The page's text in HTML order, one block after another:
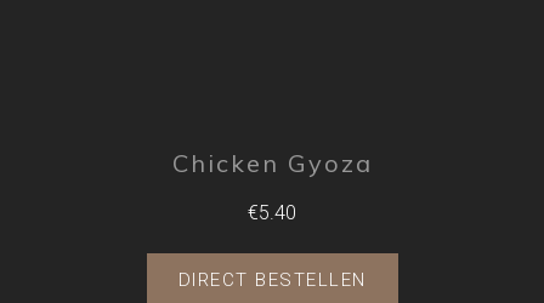
Chicken Gyoza
€5.40
DIRECT BESTELLEN